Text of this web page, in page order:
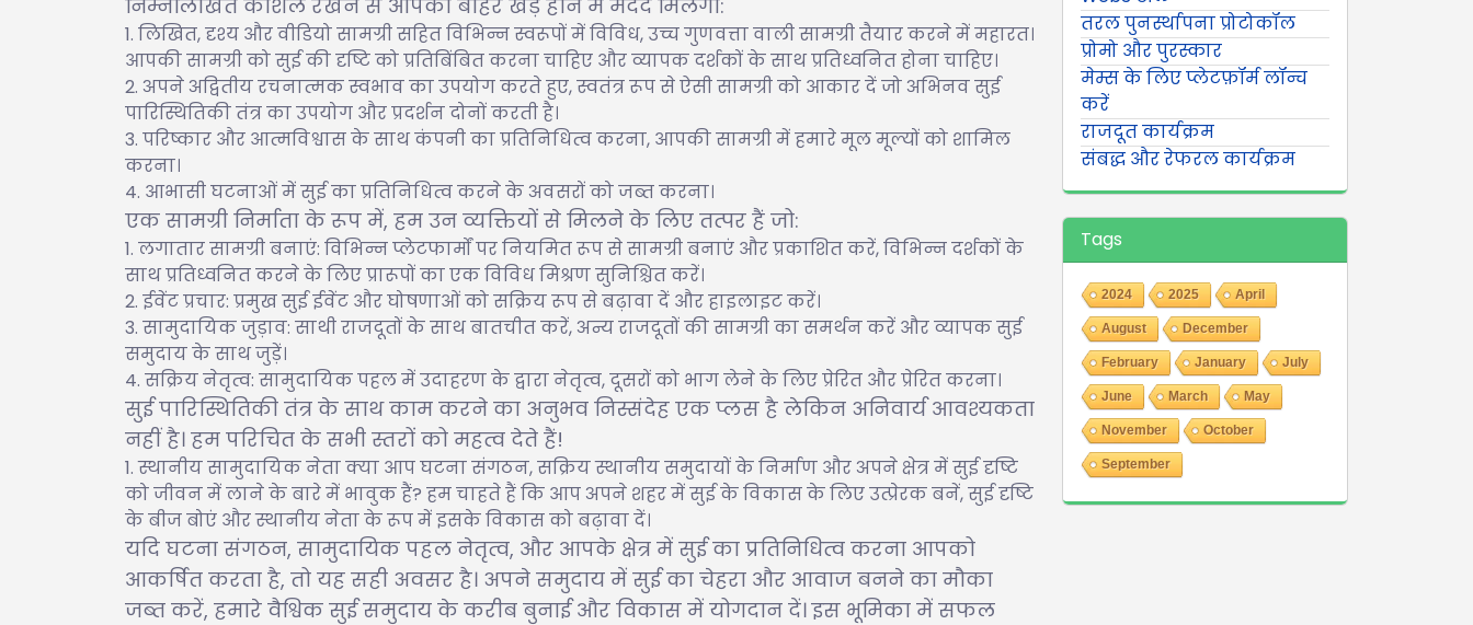
निम्नलिखित कौशल रखने से आपको बाहर खड़े होने में मदद मिलेगी:
लिखित, दृश्य और वीडियो सामग्री सहित विभिन्न स्वरूपों में विविध, उच्च गुणवत्ता वाली सामग्री तैयार करने में महारत।
आपकी सामग्री को सुई की दृष्टि को प्रतिबिंबित करना चाहिए और व्यापक दर्शकों के साथ प्रतिध्वनित होना चाहिए।
अपने अद्वितीय रचनात्मक स्वभाव का उपयोग करते हुए, स्वतंत्र रूप से ऐसी सामग्री को आकार दें जो अभिनव सुई
पारिस्थितिकी तंत्र का उपयोग और प्रदर्शन दोनों करती है।
परिष्कार और आत्मविश्वास के साथ कंपनी का प्रतिनिधित्व करना, आपकी सामग्री में हमारे मूल मूल्यों को शामिल
करना।
आभासी घटनाओं में सुई का प्रतिनिधित्व करने के अवसरों को जब्त करना।
एक सामग्री निर्माता के रूप में, हम उन व्यक्तियों से मिलने के लिए तत्पर हैं जो:
लगातार सामग्री बनाएं: विभिन्न प्लेटफार्मों पर नियमित रूप से सामग्री बनाएं और प्रकाशित करें, विभिन्न दर्शकों के
साथ प्रतिध्वनित करने के लिए प्रारूपों का एक विविध मिश्रण सुनिश्चित करें।
ईवेंट प्रचार: प्रमुख सुई ईवेंट और घोषणाओं को सक्रिय रूप से बढ़ावा दें और हाइलाइट करें।
सामुदायिक जुड़ाव: साथी राजदूतों के साथ बातचीत करें, अन्य राजदूतों की सामग्री का समर्थन करें और व्यापक सुई
समुदाय के साथ जुड़ें।
सक्रिय नेतृत्व: सामुदायिक पहल में उदाहरण के द्वारा नेतृत्व, दूसरों को भाग लेने के लिए प्रेरित और प्रेरित करना।
सुई पारिस्थितिकी तंत्र के साथ काम करने का अनुभव निस्संदेह एक प्लस है लेकिन अनिवार्य आवश्यकता
नहीं है। हम परिचित के सभी स्तरों को महत्व देते हैं!
स्थानीय सामुदायिक नेता क्या आप घटना संगठन, सक्रिय स्थानीय समुदायों के निर्माण और अपने क्षेत्र में सुई दृष्टि
को जीवन में लाने के बारे में भावुक हैं? हम चाहते हैं कि आप अपने शहर में सुई के विकास के लिए उत्प्रेरक बनें, सुई दृष्टि
के बीज बोएं और स्थानीय नेता के रूप में इसके विकास को बढ़ावा दें।
यदि घटना संगठन, सामुदायिक पहल नेतृत्व, और आपके क्षेत्र में सुई का प्रतिनिधित्व करना आपको
आकर्षित करता है, तो यह सही अवसर है। अपने समुदाय में सुई का चेहरा और आवाज बनने का मौका
जब्त करें, हमारे वैश्विक सुई समुदाय के करीब बुनाई और विकास में योगदान दें। इस भूमिका में सफल
तरल पुनर्स्थापना प्रोटोकॉल
प्रोमो और पुरस्कार
मेम्स के लिए प्लेटफ़ॉर्म लॉन्च
करें
राजदूत कार्यक्रम
संबद्ध और रेफरल कार्यक्रम
Tags
2024 2025 April
August December
February January July
June March May
November October
September